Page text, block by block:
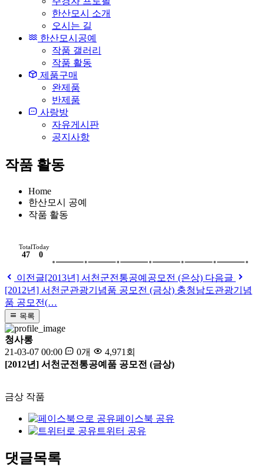
한산모시 소개
오시는 길
한산모시공예
작품 갤러리
작품 활동
제품구매
완제품
반제품
사랑방
자유게시판
공지사항
작품 활동
Home
한산모시 공예
작품 활동
Total
47
Today
0
이전글[2013년] 서천군전통공예공모전 (은상) 다음글
[2012년] 서천군관광기념품 공모전 (금상) 충청남도관광기념
품 공모전(…
목록
청사롱
21-03-07 00:00
0개
4,971회
[2012년] 서천군전통공예품 공모전 (금상)
금상 작품
페이스북 공유
트위터 공유
댓글목록